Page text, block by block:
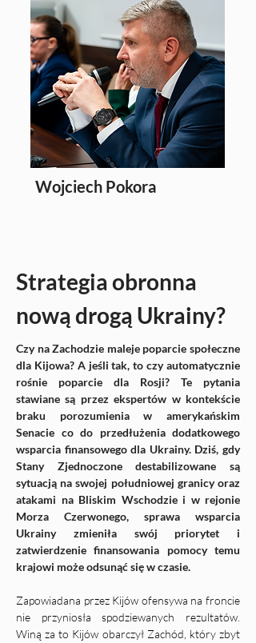
Wojciech Pokora
Strategia obronna
nową drogą Ukrainy?
Czy na Zachodzie maleje poparcie społeczne
dla Kijowa? A jeśli tak, to czy automatycznie
rośnie poparcie dla Rosji? Te pytania
stawiane są przez ekspertów w kontekście
braku porozumienia w amerykańskim
Senacie co do przedłużenia dodatkowego
wsparcia finansowego dla Ukrainy. Dziś, gdy
Stany Zjednoczone destabilizowane są
sytuacją na swojej południowej granicy oraz
atakami na Bliskim Wschodzie i w rejonie
Morza Czerwonego, sprawa wsparcia
Ukrainy zmieniła swój priorytet i
zatwierdzenie finansowania pomocy temu
krajowi może odsunąć się w czasie.
Zapowiadana przez Kijów ofensywa na froncie
nie przyniosła spodziewanych rezultatów.
Winą za to Kijów obarczył Zachód, który zbyt